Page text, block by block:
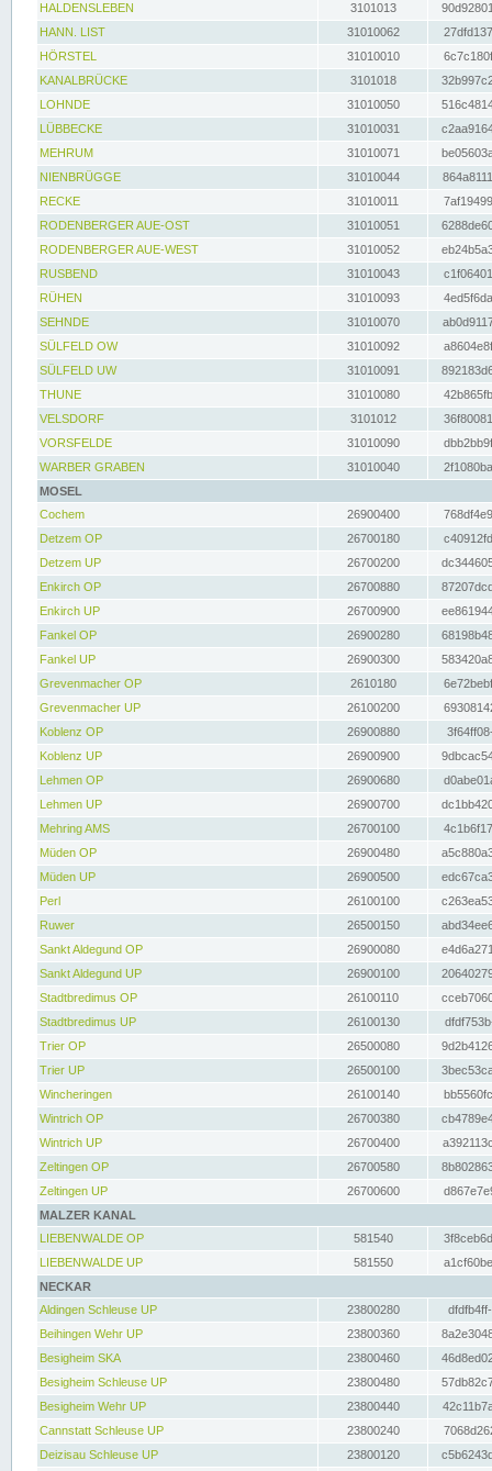
HALDENSLEBEN
3101013
HANN. LIST
31010062
HÖRSTEL
31010010
KANALBRÜCKE
3101018
LOHNDE
31010050
LÜBBECKE
31010031
MEHRUM
31010071
NIENBRÜGGE
31010044
RECKE
31010011
RODENBERGER AUE-OST
31010051
RODENBERGER AUE-WEST
31010052
RUSBEND
31010043
RÜHEN
31010093
SEHNDE
31010070
SÜLFELD OW
31010092
SÜLFELD UW
31010091
THUNE
31010080
VELSDORF
3101012
VORSFELDE
31010090
WARBER GRABEN
31010040
MOSEL
Cochem
26900400
Detzem OP
26700180
Detzem UP
26700200
Enkirch OP
26700880
Enkirch UP
26700900
Fankel OP
26900280
Fankel UP
26900300
Grevenmacher OP
2610180
Grevenmacher UP
26100200
Koblenz OP
26900880
Koblenz UP
26900900
Lehmen OP
26900680
Lehmen UP
26900700
Mehring AMS
26700100
Müden OP
26900480
Müden UP
26900500
Perl
26100100
Ruwer
26500150
Sankt Aldegund OP
26900080
Sankt Aldegund UP
26900100
Stadtbredimus OP
26100110
Stadtbredimus UP
26100130
Trier OP
26500080
Trier UP
26500100
Wincheringen
26100140
Wintrich OP
26700380
Wintrich UP
26700400
Zeltingen OP
26700580
Zeltingen UP
26700600
MALZER KANAL
LIEBENWALDE OP
581540
LIEBENWALDE UP
581550
NECKAR
Aldingen Schleuse UP
23800280
Beihingen Wehr UP
23800360
Besigheim SKA
23800460
Besigheim Schleuse UP
23800480
Besigheim Wehr UP
23800440
Cannstatt Schleuse UP
23800240
Deizisau Schleuse UP
23800120